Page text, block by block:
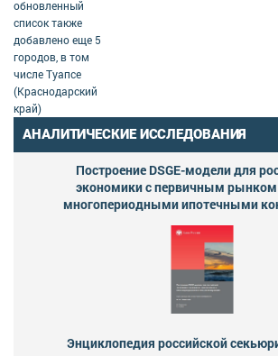
обновленный
список также
добавлено еще 5
городов, в том
числе Туапсе
(Краснодарский
край)
АНАЛИТИЧЕСКИЕ ИССЛЕДОВАНИЯ
Построение DSGE-модели для
экономики с первичным
многопериодными ипотечными
Энциклопедия российской